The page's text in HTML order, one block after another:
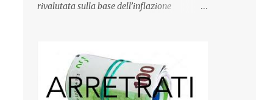
rivalutata sulla base dell’inflazione
un’anzianità compresa tra 9 e 20 anni
potranno raggiungere fino a 1.002 euro lordi
annui. Il nuovo contratto provinciale